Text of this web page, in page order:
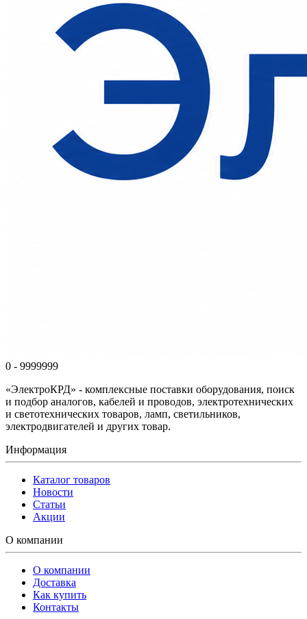
0 - 9999999
«ЭлектроКРД» - комплексные поставки оборудования, поиск
и подбор аналогов, кабелей и проводов, электротехнических
и светотехнических товаров, ламп, светильников,
электродвигателей и других товар.
Информация
Каталог товаров
Новости
Статьи
Акции
О компании
О компании
Доставка
Как купить
Контакты